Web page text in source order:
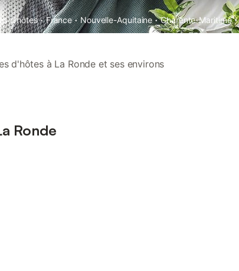
d'hôtes · France · Nouvelle-Aquitaine · Charente-Maritime ·
d'hôtes à La Ronde et ses environs
Ronde